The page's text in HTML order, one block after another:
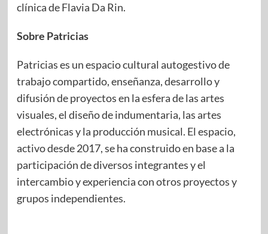
clínica de Flavia Da Rin.
Sobre Patricias
Patricias es un espacio cultural autogestivo de
trabajo compartido, enseñanza, desarrollo y
difusión de proyectos en la esfera de las artes
visuales, el diseño de indumentaria, las artes
electrónicas y la producción musical. El espacio,
activo desde 2017, se ha construido en base a la
participación de diversos integrantes y el
intercambio y experiencia con otros proyectos y
grupos independientes.